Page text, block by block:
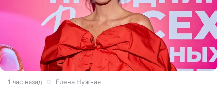
1 час назад Елена Нужная